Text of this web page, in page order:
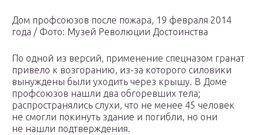
Дом профсоюзов после пожара, 19 февраля 2014
года / Фото: Музей Революции Достоинства
По одной из версий, применение спецназом гранат
привело к возгоранию, из-за которого силовики
вынуждены были уходить через крышу. В Доме
профсоюзов нашли два обгоревших тела;
распространялись слухи, что не менее 45 человек
не смогли покинуть здание и погибли, но они
не нашли подтверждения.